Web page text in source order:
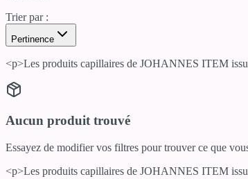
Trier par :
Pertinence
<p>Les produits capillaires de JOHANNES ITEM
Aucun produit trouvé
Essayez de modifier vos filtres pour trouver ce que
<p>Les produits capillaires de JOHANNES ITEM